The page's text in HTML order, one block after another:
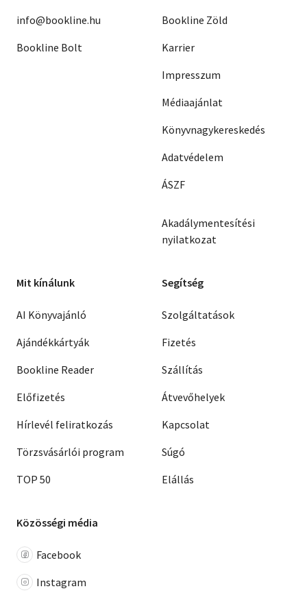
info@bookline.hu
Bookline Bolt
Bookline Zöld
Karrier
Impresszum
Médiaajánlat
Könyvnagykereskedés
Adatvédelem
ÁSZF
Akadálymentesítési
nyilatkozat
Mit kínálunk
AI Könyvajánló
Ajándékkártyák
Bookline Reader
Előfizetés
Hírlevél feliratkozás
Törzsvásárlói program
TOP 50
Segítség
Szolgáltatások
Fizetés
Szállítás
Átvevőhelyek
Kapcsolat
Súgó
Elállás
Közösségi média
Facebook
Instagram